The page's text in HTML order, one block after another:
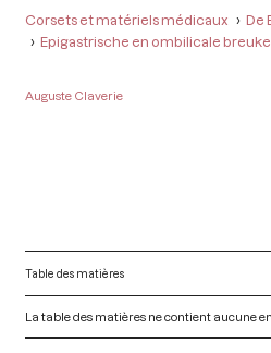
Corsets et matériels médicaux
De
Epigastrische en ombilicale
Auguste Claverie
Table des matières
La table des matières ne contient aucune